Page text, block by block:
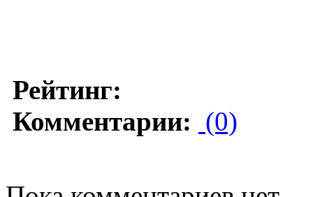
Рейтинг:
Комментарии: (0)